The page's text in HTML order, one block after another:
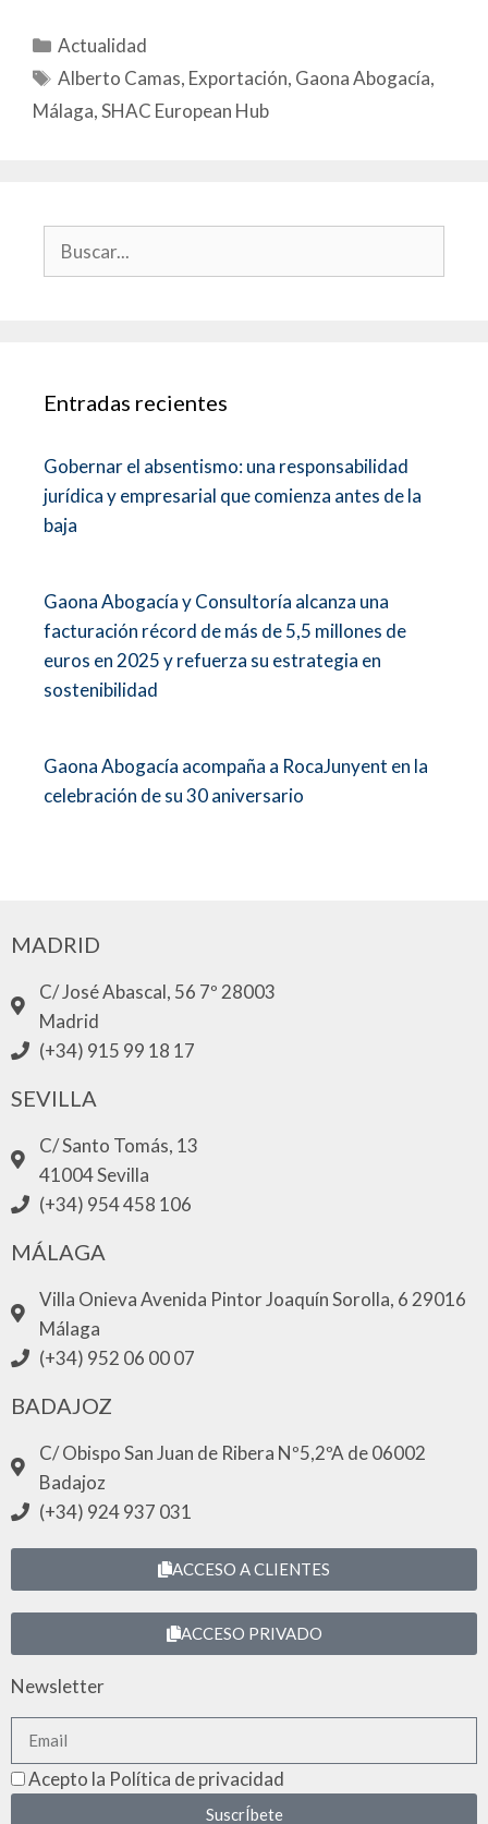
Actualidad
Alberto Camas, Exportación, Gaona Abogacía,
Málaga,SHAC European Hub
Entradas recientes
Gobernar el absentismo: una responsabilidad
jurídica y empresarial que comienza antes de la
baja
Gaona Abogacía y Consultoría alcanza una
facturación récord de más de 5,5 millones de
euros en 2025 y refuerza su estrategia en
sostenibilidad
Gaona Abogacía acompaña a RocaJunyent en la
celebración de su 30 aniversario
MADRID
C/ José Abascal, 56 7º 28003
Madrid
(+34) 915 99 18 17
SEVILLA
C/ Santo Tomás, 13
41004 Sevilla
(+34) 954 458 106
MÁLAGA
Villa Onieva Avenida Pintor Joaquín Sorolla, 6 29016
Málaga
(+34) 952 06 00 07
BADAJOZ
C/ Obispo San Juan de Ribera Nº5,2ºA de 06002
Badajoz
(+34) 924 937 031
ACCESO A CLIENTES
ACCESO PRIVADO
Newsletter
Acepto la Política de privacidad
SuscrÍbete